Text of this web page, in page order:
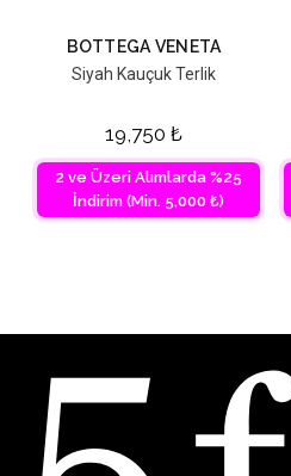
BOTTEGA VENETA
Siyah Kauçuk Terlik
19,750 ₺
2 ve Üzeri Alımlarda %25
İndirim (Min. 5,000 ₺)